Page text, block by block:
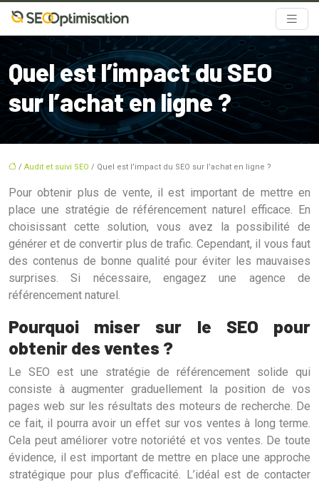
Quel est l’impact du SEO
sur l’achat en ligne ?
/ Audit et suivi SEO / Quel est l’impact du SEO sur l’achat en ligne ?
Pour obtenir plus de vente, il est important de mettre en
place une stratégie de référencement naturel efficace. En
choisissant cette solution, vous avez la possibilité de
générer et de convertir plus de trafic. Cependant, il vous faut
des contenus de bonne qualité pour éviter les mauvaises
surprises. Si nécessaire, engagez une agence de
référencement naturel.
Pourquoi miser sur le SEO pour
obtenir des ventes ?
Le SEO est une stratégie de référencement solide qui
consiste à augmenter graduellement la position de vos
pages web sur les résultats des moteurs de recherche. De
ce fait, il pourra avoir un effet sur vos ventes à long terme.
Cela peut améliorer votre notoriété et vos ventes. De toute
évidence, il est important de mettre en place une approche
stratégique pour plus d’efficacité. L’idéal est de contacter